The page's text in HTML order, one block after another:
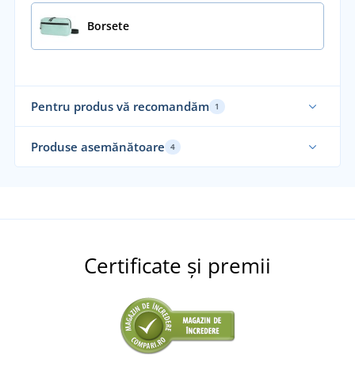
Borsete
Pentru produs vă recomandăm 1
Produse asemănătoare 4
Certificate și premii